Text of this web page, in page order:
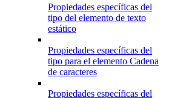
Propiedades específicas del
tipo del elemento de texto
estático
Propiedades específicas del
tipo para el elemento Cadena
de caracteres
Propiedades específicas del